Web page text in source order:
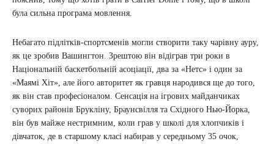
була сильна програма мовлення.
Небагато підлітків-спортсменів могли створити таку чарівну ауру,
як це зробив Вашингтон. Зрештою він відіграв три роки в
Національній баскетбольній асоціації, два за «Нетс» і один за
«Маямі Хіт», але його авторитет як гравця народився ще до того,
як він став професіоналом. Сенсація на ігрових майданчиках
суворих районів Брукліну, Браунсвілля та Східного Нью-Йорка,
він був майже нестримним, коли грав у школі для хлопчиків і
дівчаток, де в старшому класі набирав у середньому 35 очок,